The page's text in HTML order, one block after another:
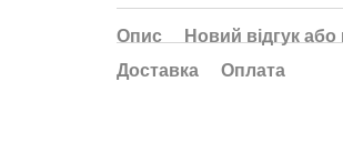
Опис
Новий відгук
Доставка
Оплата